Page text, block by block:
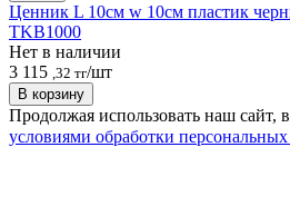
Ценник L 10см w 10см пластик
TKB1000
Нет в наличии
3 115 ,32 тг/шт
В корзину
Продолжая использовать наш сайт,
условиями обработки